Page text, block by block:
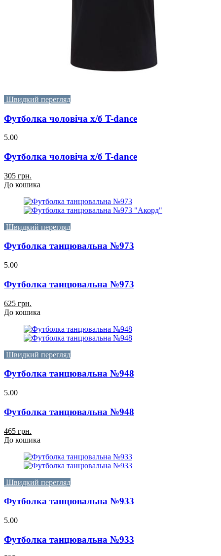
Швидкий перегляд
Футболка чоловіча х/б T-dance
5.00
Футболка чоловіча х/б T-dance
305 грн.
До кошика
Швидкий перегляд
Футболка танцювальна №973
5.00
Футболка танцювальна №973
625 грн.
До кошика
Швидкий перегляд
Футболка танцювальна №948
5.00
Футболка танцювальна №948
465 грн.
До кошика
Швидкий перегляд
Футболка танцювальна №933
5.00
Футболка танцювальна №933